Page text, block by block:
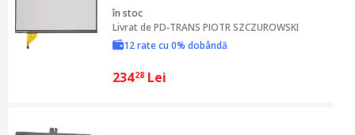
în stoc
Livrat dePD‑TRANS PIOTR SZCZUROWSKI
12 rate cu 0% dobândă
23428 Lei